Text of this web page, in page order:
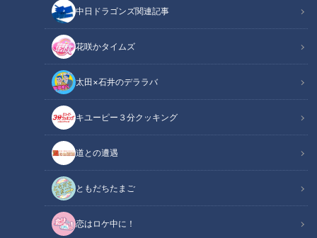
中日ドラゴンズ関連記事
花咲かタイムズ
太田×石井のデララバ
キユーピー３分クッキング
道との遭遇
ともだちたまご
恋はロケ中に！
ドキュメンタリー
長編ドキュメンタリー
重い自閉症がある中野光一君。
父親の真一郎さんと２人暮らしです。
光一君の13歳の誕生日に、病気で亡くなった母親はビデオメ